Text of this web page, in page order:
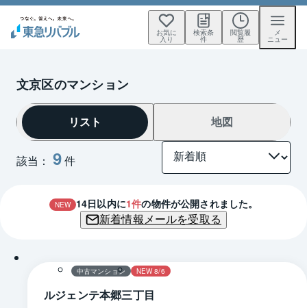
お気に
入り
検索条
件
閲覧履
歴
メ
ニュー
文京区のマンション
該当： 9件
リスト 地図
NEW 14日以内に1件の物件が公開されました。
新着情報メールを受取る
中古マンション NEW 8/6
ルジェンテ本郷三丁目